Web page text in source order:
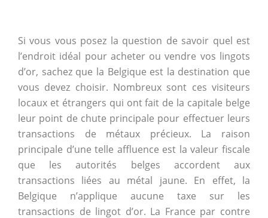
Si vous vous posez la question de savoir quel est
l’endroit idéal pour acheter ou vendre vos lingots
d’or, sachez que la Belgique est la destination que
vous devez choisir. Nombreux sont ces visiteurs
locaux et étrangers qui ont fait de la capitale belge
leur point de chute principale pour effectuer leurs
transactions de métaux précieux. La raison
principale d’une telle affluence est la valeur fiscale
que les autorités belges accordent aux
transactions liées au métal jaune. En effet, la
Belgique n’applique aucune taxe sur les
transactions de lingot d’or. La France par contre